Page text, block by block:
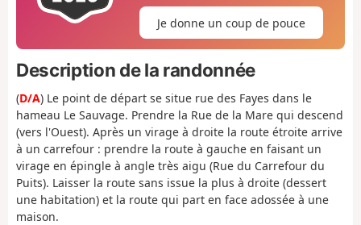
Je donne un coup de pouce
Description de la randonnée
(D/A) Le point de départ se situe rue des Fayes dans le
hameau Le Sauvage. Prendre la Rue de la Mare qui descend
(vers l'Ouest). Après un virage à droite la route étroite arrive
à un carrefour : prendre la route à gauche en faisant un
virage en épingle à angle très aigu (Rue du Carrefour du
Puits). Laisser la route sans issue la plus à droite (dessert
une habitation) et la route qui part en face adossée à une
maison.